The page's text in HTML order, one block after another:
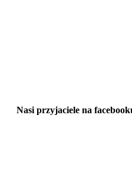
Nasi przyjaciele na